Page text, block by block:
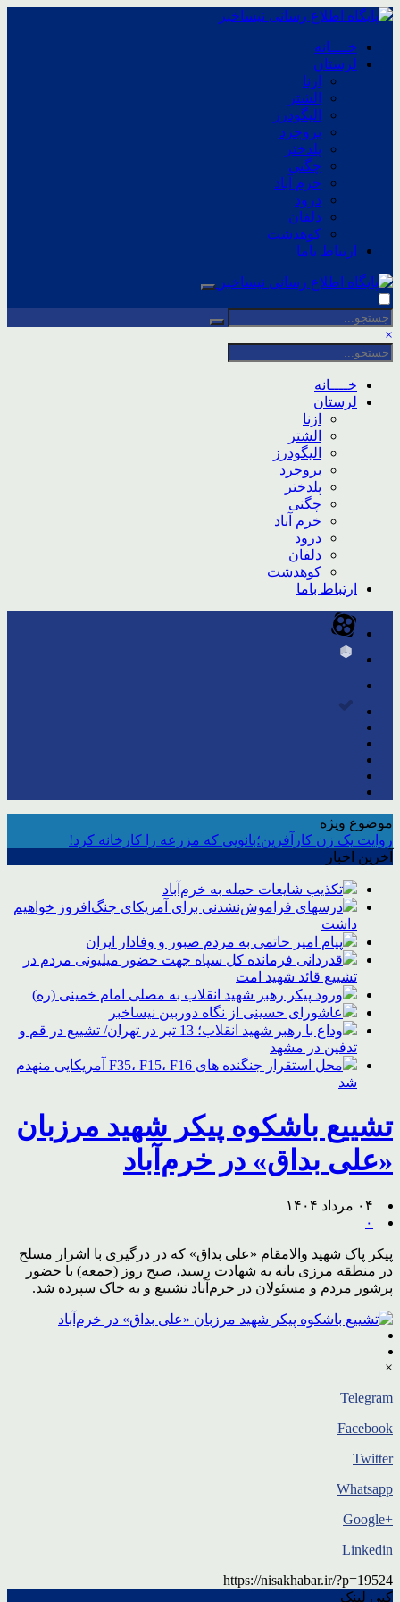
خــــانه
لرستان
ازنا
الشتر
الیگودرز
بروجرد
پلدختر
چگنی
خرم آباد
درود
دلفان
کوهدشت
ارتباط باما
×
خــــانه
لرستان
ازنا
الشتر
الیگودرز
بروجرد
پلدختر
چگنی
خرم آباد
درود
دلفان
کوهدشت
ارتباط باما
موضوع ویژه
روایت یک زن کارآفرین؛بانویی که مزرعه را کارخانه کرد!
آخرین اخبار
تکذیب شایعات حمله به خرم‌آباد
درسهای فراموش‌نشدنی برای آمریکای جنگ‌افروز خواهیم
داشت
پیام امیر حاتمی به مردم صبور و وفادار ایران
قدردانی فرمانده کل سپاه جهت حضور میلیونی مردم در
تشییع قائد شهید امت
ورود پیکر رهبر شهید انقلاب به مصلی امام خمینی (ره)
عاشورای حسینی از نگاه دوربین نیساخبر
وداع با رهبر شهید انقلاب؛ 13 تیر در تهران/ تشییع در قم و
تدفین در مشهد
محل استقرار جنگنده های F35، F15، F16 آمریکایی منهدم
شد
تشییع باشکوه پیکر شهید مرزبان
«علی بداق» در خرم‌آباد
۰۴ مرداد ۱۴۰۴
۰
پیکر پاک شهید والامقام «علی بداق» که در درگیری با اشرار مسلح
در منطقه مرزی بانه به شهادت رسید، صبح روز (جمعه) با حضور
پرشور مردم و مسئولان در خرم‌آباد تشییع و به خاک سپرده شد.
×
Telegram
Facebook
Twitter
Whatsapp
+Google
Linkedin
https://nisakhabar.ir/?p=19524
کپی لینک